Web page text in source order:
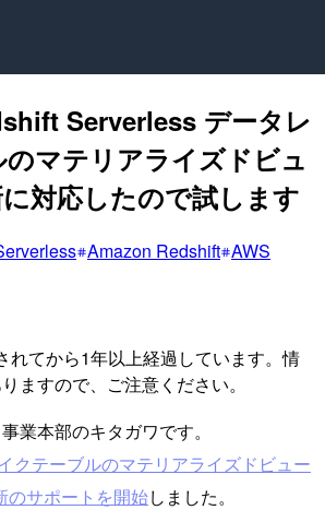
Serverless データレ
マテリアライズドビュ
対応したので試します
Amazon Redshift AWS
れてから1年以上経過しています。情
ますので、ご注意ください。
業本部のキタガワです。
クテーブルのマテリアライズドビュー
のサポートを開始しました。